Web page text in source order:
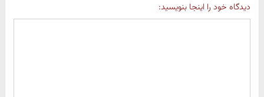
دیدگاه خود را اینجا بنویسید: